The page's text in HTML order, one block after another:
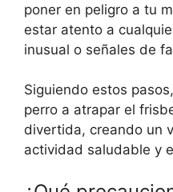
poner en peligro a tu
estar atento a
inusual o señales de
Siguiendo estos
perro a atrapar el
divertida, creando un
actividad saludable y